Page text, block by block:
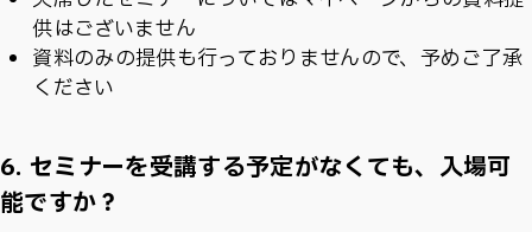
供はございません
資料のみの提供も行っておりませんので、予めご了承
ください
6. セミナーを受講する予定がなくても、入場可
能ですか？